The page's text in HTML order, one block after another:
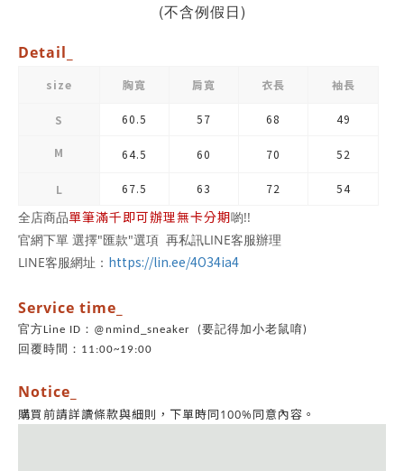
(不含例假日)
Detail_
size 胸寬 肩寬 衣長 袖長
S 60.5 57 68 49
M 64.5 60 70 52
L 67.5 63 72 54
全店商品單筆滿千即可辦理無卡分期喲!!
官網下單 選擇"匯款"選項 再私訊LINE客服辦理
LINE客服網址： https://lin.ee/4O34ia4
Service time_
官方Line ID：@nmind_sneaker (要記得加小老鼠唷)
回覆時間：11:00~19:00
Notice_
購買前請詳讀條款與細則， 下單時同100%同意內容。